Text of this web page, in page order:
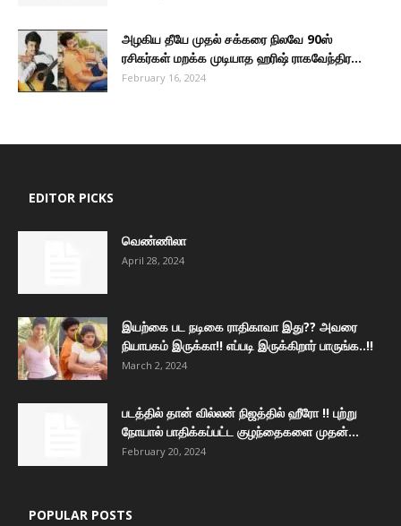
அழகிய தீயே முதல் சக்கரை நிலவே 90ஸ்
ரசிகர்கள் மறக்க முடியாத ஹரிஷ் ராகவேந்திர...
February 16, 2024
EDITOR PICKS
வெண்ணிலா
April 28, 2024
இயற்கை பட நடிகை ராதிகாவா இது?? அவரை
நியாபகம் இருக்கா!! எப்படி இருக்கிறார் பாருங்க..!!
March 2, 2024
படத்தில் தான் வில்லன் நிஜத்தில் ஹீரோ !! புற்று
நோயால் பாதிக்கப்பட்ட குழந்தைகளை முதன்...
February 20, 2024
POPULAR POSTS